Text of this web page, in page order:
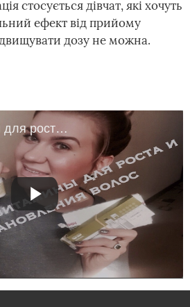
стосується дівчат, які хочуть
ефект від прийому
дозу не можна.
Бюджетні вітаміни для росту і відновлення волосся(Аптечні помічники)